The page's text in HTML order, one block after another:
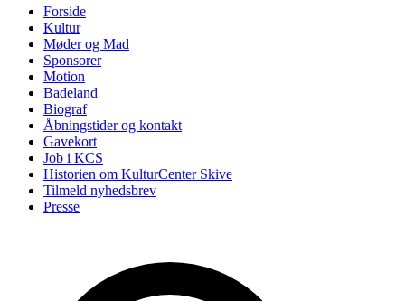
Forside
Kultur
Møder og Mad
Sponsorer
Motion
Badeland
Biograf
Åbningstider og kontakt
Gavekort
Job i KCS
Historien om KulturCenter Skive
Tilmeld nyhedsbrev
Presse